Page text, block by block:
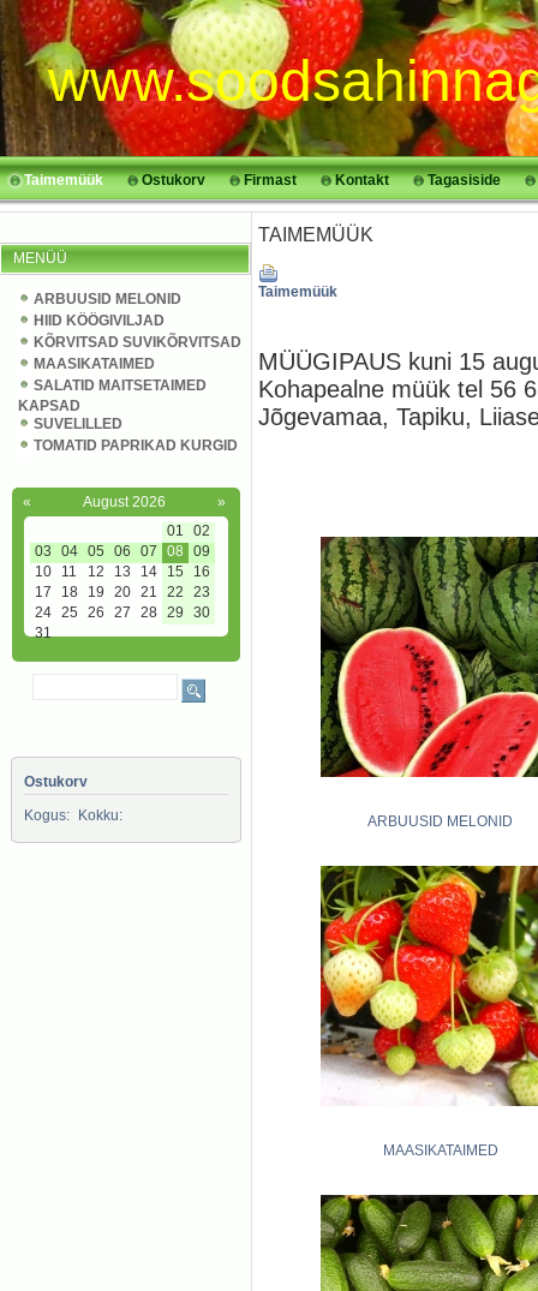
Taimemüük Ostukorv Firmast Kontakt Tagasiside
MENÜÜ
ARBUUSID MELONID
HIID KÖÖGIVILJAD
KÕRVITSAD SUVIKÕRVITSAD
MAASIKATAIMED
SALATID MAITSETAIMED
KAPSAD
SUVELILLED
TOMATID PAPRIKAD KURGID
« August 2026
»
01
02
03
04 05 06 07 08
09
10
11 12 13 14 15
16
17
18 19 20 21 22
23
24
25 26 27 28 29
30
31
Ostukorv
Kogus:
Kokku:
TAIMEMÜÜK
Taimemüük
MÜÜGIPAUS kuni 15
Kohapealne müük tel 56
Jõgevamaa, Tapiku,
ARBUUSID MELONID
MAASIKATAIMED